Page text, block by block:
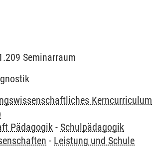
Seminarraum
Kerncurriculum
Pädagogik - Schulpädagogik
- Leistung und Schule